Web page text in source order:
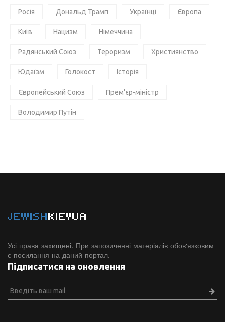
Росія Дональд Трамп Українці Європа
Київ Нацизм Німеччина
Радянський Союз Тероризм Християнство
Юдаїзм Голокост Історія
Європейський Союз Прем'єр-міністр
Володимир Путін
JEWISHKIEVUA
Усі права захищені. При запозиченні матеріалів обов'язковим
є посилання на даний портал.
Підписатися на оновлення